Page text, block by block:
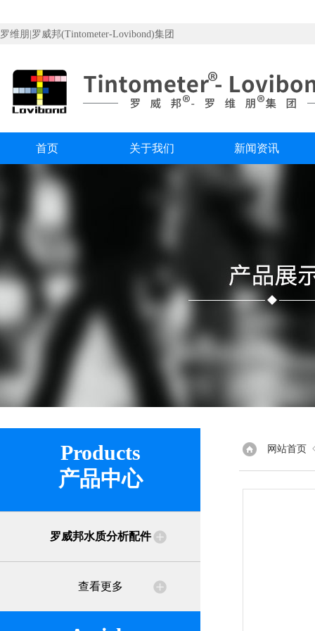
罗维朋|罗威邦(Tintometer-Lovibond)集团
首页 关于我们 新闻资讯
Products
产品中心
罗威邦水质分析配件
查看更多
网站首页